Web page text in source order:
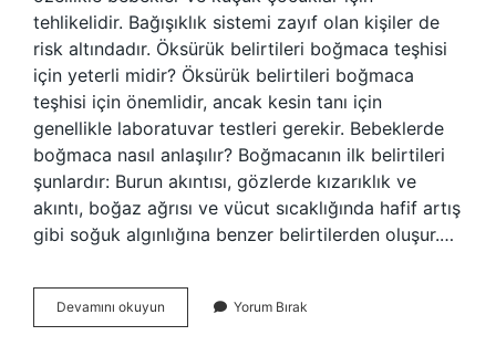
tehlikelidir. Bağışıklık sistemi zayıf olan kişiler de
risk altındadır. Öksürük belirtileri boğmaca teşhisi
için yeterli midir? Öksürük belirtileri boğmaca
teşhisi için önemlidir, ancak kesin tanı için
genellikle laboratuvar testleri gerekir. Bebeklerde
boğmaca nasıl anlaşılır? Boğmacanın ilk belirtileri
şunlardır: Burun akıntısı, gözlerde kızarıklık ve
akıntı, boğaz ağrısı ve vücut sıcaklığında hafif artış
gibi soğuk algınlığına benzer belirtilerden oluşur.…
Devamını okuyun Boğmaca
Kaç
Yorum Bırak